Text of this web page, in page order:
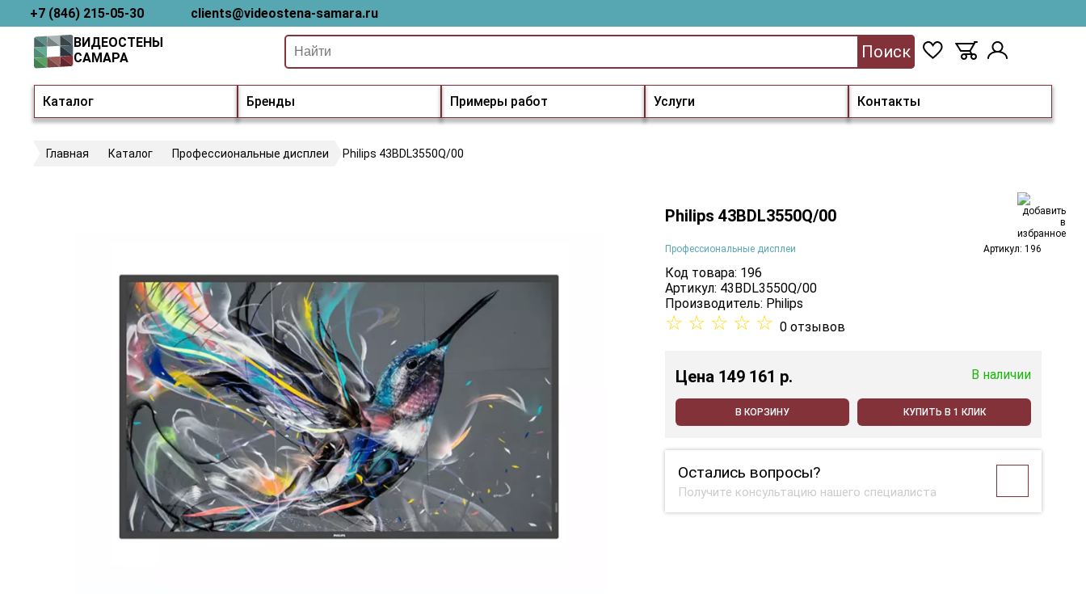
+7 (846) 215-05-30 clients@videostena-samara.ru
Каталог Бренды Примеры работ Услуги Контакты
ВИДЕОСТЕНЫ
САМАРА
Поиск
Главная Каталог Профессиональные дисплеи Philips 43BDL3550Q/00
Philips 43BDL3550Q/00
Профессиональные дисплеи Артикул: 196
Код товара: 196
Артикул: 43BDL3550Q/00
Производитель: Philips
☆ ☆ ☆ ☆ ☆ 0 отзывов
Цена 149 161 p. В наличии
В КОРЗИНУ КУПИТЬ В 1 КЛИК
Остались вопросы?
Получите консультацию нашего специалиста